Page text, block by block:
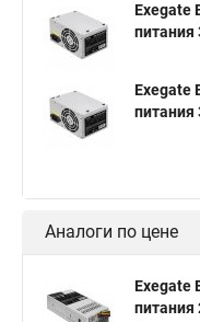
Exegate
питания
Exegate
питания
Аналоги по цене
Exegate
питания